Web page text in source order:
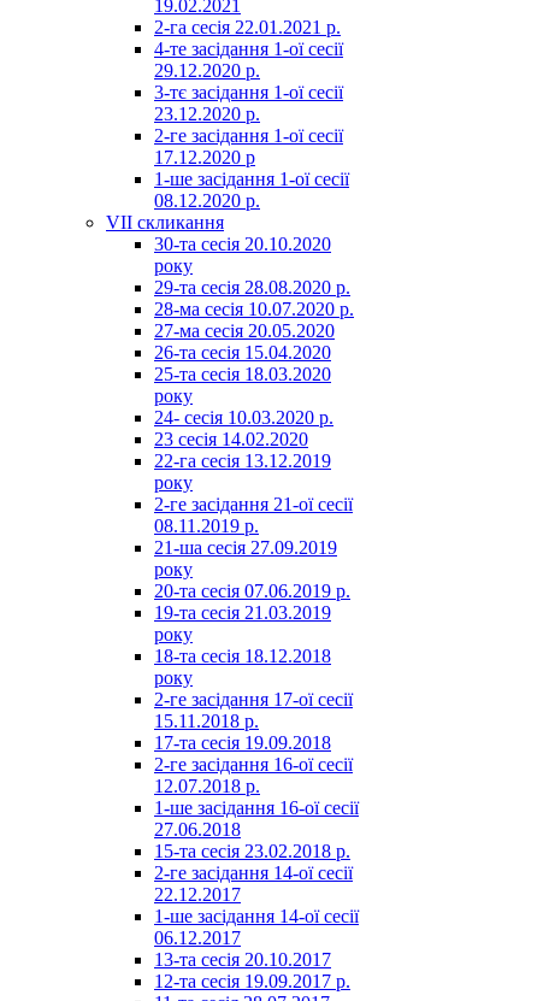
19.02.2021
2-га сесія 22.01.2021 р.
4-те засідання 1-ої сесії
29.12.2020 р.
3-тє засідання 1-ої сесії
23.12.2020 р.
2-ге засідання 1-ої сесії
17.12.2020 р
1-ше засідання 1-ої сесії
08.12.2020 р.
VII скликання
30-та сесія 20.10.2020
року
29-та сесія 28.08.2020 р.
28-ма сесія 10.07.2020 р.
27-ма сесія 20.05.2020
26-та сесія 15.04.2020
25-та сесія 18.03.2020
року
24- сесія 10.03.2020 р.
23 сесія 14.02.2020
22-га сесія 13.12.2019
року
2-ге засідання 21-ої сесії
08.11.2019 р.
21-ша сесія 27.09.2019
року
20-та сесія 07.06.2019 р.
19-та сесія 21.03.2019
року
18-та сесія 18.12.2018
року
2-ге засідання 17-ої сесії
15.11.2018 р.
17-та сесія 19.09.2018
2-ге засідання 16-ої сесії
12.07.2018 р.
1-ше засідання 16-ої сесії
27.06.2018
15-та сесія 23.02.2018 р.
2-ге засідання 14-ої сесії
22.12.2017
1-ше засідання 14-ої сесії
06.12.2017
13-та сесія 20.10.2017
12-та сесія 19.09.2017 р.